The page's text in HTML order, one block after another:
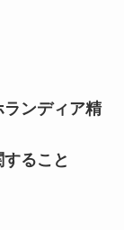
ンディア精
ること